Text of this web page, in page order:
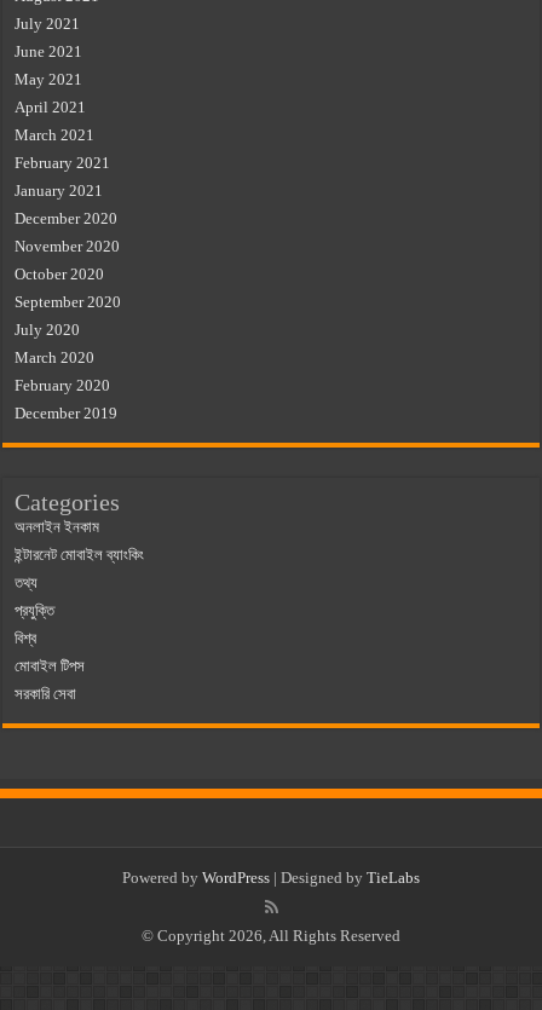
July 2021
June 2021
May 2021
April 2021
March 2021
February 2021
January 2021
December 2020
November 2020
October 2020
September 2020
July 2020
March 2020
February 2020
December 2019
Categories
অনলাইন ইনকাম
ইন্টারনেট মোবাইল ব্যাংকিং
তথ্য
প্রযুক্তি
বিশ্ব
মোবাইল টিপস
সরকারি সেবা
Powered by WordPress | Designed by TieLabs
© Copyright 2026, All Rights Reserved